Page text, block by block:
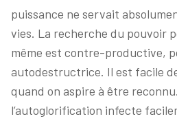
puissance ne servait
vies. La recherche du pouvoir
même est contre-productive,
autodestructrice. Il est facile
quand on aspire à être
l’autoglorification infecte